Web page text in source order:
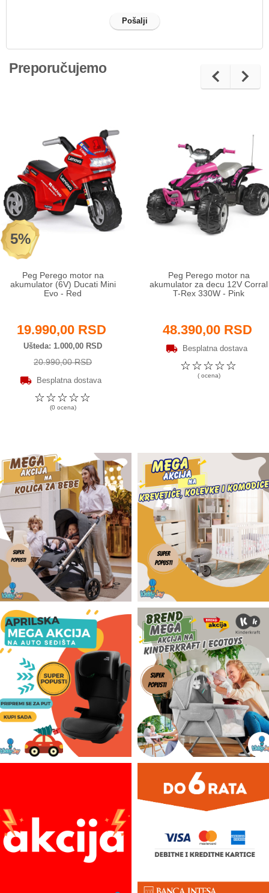
Preporučujemo
5%
Peg Perego motor na
akumulator (6V) Ducati Mini
Evo - Red
19.990,00 RSD
Ušteda 1.000,00 RSD
20.990,00 RSD
Besplatna dostava
☆
☆
☆
☆
☆
(0 ocena)
Peg Perego motor na
akumulator za decu 12V Corral
T-Rex 330W - Pink
48.390,00 RSD
Besplatna dostava
☆
☆
☆
☆
☆
( ocena)